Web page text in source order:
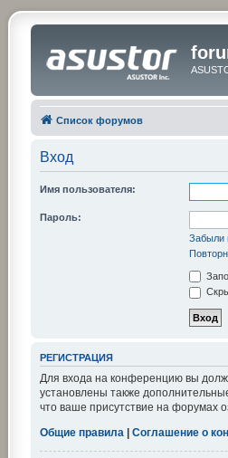
Список форумов
Вход
Имя пользователя:
Пароль:
Забыли
РЕГИСТРАЦИЯ
Для входа на конференцию вы
установлены также
что ваше присутствие на форумах
Общие правила| Соглашение о